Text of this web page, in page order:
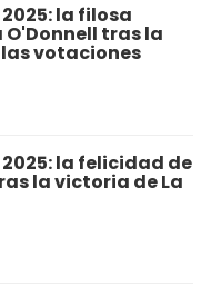
la filosa
tras la
votaciones
2025: la felicidad de
la victoria de La